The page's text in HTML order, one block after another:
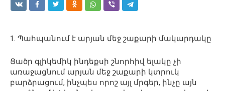
1. Պահպանում է արյան մեջ շաքարի մակարդակը
Ցածր գլիկեմիկ ինդեքսի շնորհիվ ելակը չի
առաջացնում արյան մեջ շաքարի կտրուկ
բարձրացում, ինչպես որոշ այլ մրգեր, ինչը այն